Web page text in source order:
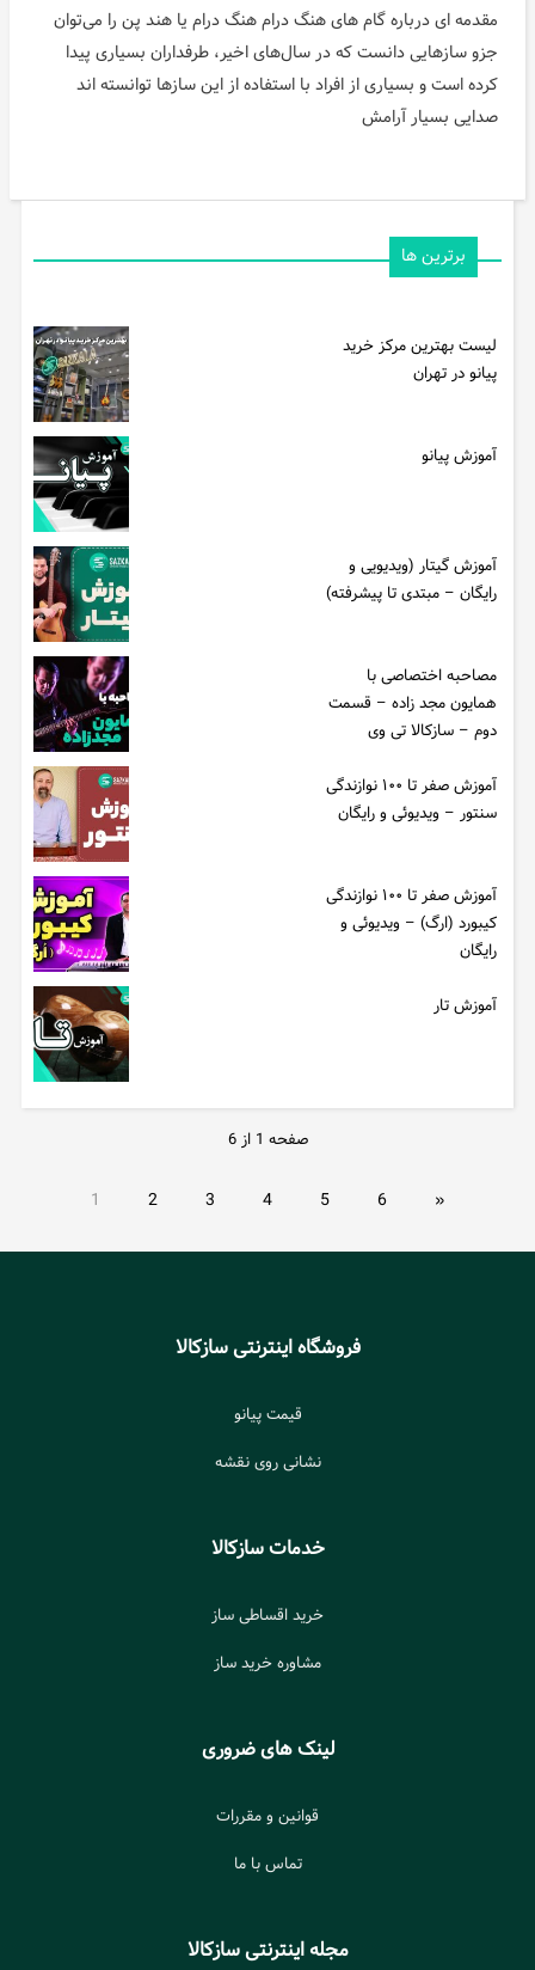
مقدمه ای درباره گام های هنگ درام هنگ درام یا هند پن را می‌توان
جزو سازهایی دانست که در سال‌های اخیر، طرفداران بسیاری پیدا
کرده است و بسیاری از افراد با استفاده از این سازها توانسته اند
صدایی بسیار آرامش
برترین ها
لیست بهترین مرکز خرید
پیانو در تهران
آموزش پیانو
آموزش گیتار (ویدیویی و
رایگان – مبتدی تا پیشرفته)
مصاحبه اختصاصی با
همایون مجد زاده – قسمت
دوم – سازکالا تی وی
آموزش صفر تا ۱۰۰ نوازندگی
سنتور – ویدیوئی و رایگان
آموزش صفر تا ۱۰۰ نوازندگی
کیبورد (ارگ) – ویدیوئی و
رایگان
آموزش تار
صفحه 1 از 6
1 2 3 4 5 6 »
فروشگاه اینترنتی سازکالا
قیمت پیانو
نشانی روی نقشه
خدمات سازکالا
خرید اقساطی ساز
مشاوره خرید ساز
لینک های ضروری
قوانین و مقررات
تماس با ما
مجله اینترنتی سازکالا